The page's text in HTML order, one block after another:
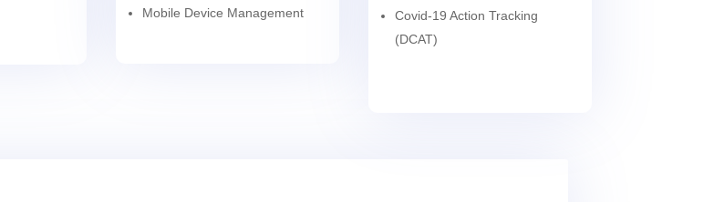
Mobile Device Management
Covid-19 Action Tracking
(DCAT)